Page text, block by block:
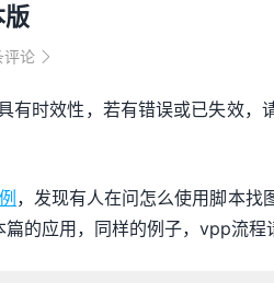
评论 
有时效性，若有错误或已失效，
，发现有人在问怎么使用脚本找
的应用，同样的例子，vpp流程